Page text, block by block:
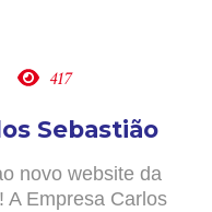
417
Sebastião
novo website da
A Empresa Carlos